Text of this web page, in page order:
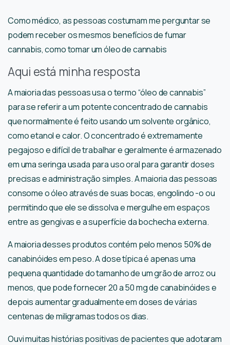
Como médico, as pessoas costumam me perguntar se
podem receber os mesmos benefícios de fumar
cannabis, como tomar um óleo de cannabis
Aqui está minha resposta
A maioria das pessoas usa o termo “óleo de cannabis”
para se referir a um potente concentrado de cannabis
que normalmente é feito usando um solvente orgânico,
como etanol e calor. O concentrado é extremamente
pegajoso e difícil de trabalhar e geralmente é armazenado
em uma seringa usada para uso oral para garantir doses
precisas e administração simples. A maioria das pessoas
consome o óleo através de suas bocas, engolindo -o ou
permitindo que ele se dissolva e mergulhe em espaços
entre as gengivas e a superfície da bochecha externa.
A maioria desses produtos contém pelo menos 50% de
canabinóides em peso. A dose típica é apenas uma
pequena quantidade do tamanho de um grão de arroz ou
menos, que pode fornecer 20 a 50 mg de canabinóides e
depois aumentar gradualmente em doses de várias
centenas de miligramas todos os dias.
Ouvi muitas histórias positivas de pacientes que adotaram